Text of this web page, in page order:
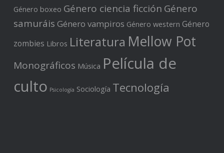
Género boxeo Género ciencia ficción Género
samuráis Género vampiros Género western Género
zombies Libros Literatura Mellow Pot
Monográficos Música Película de
culto Psicología Sociología Tecnología